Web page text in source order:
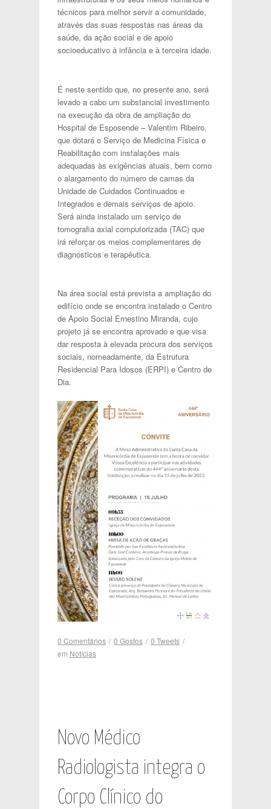
técnicos para melhor servir a comunidade,
através das suas respostas nas áreas da
saúde, da ação social e de apoio
socioeducativo à infância e à terceira idade.
É neste sentido que, no presente ano, será
levado a cabo um substancial investimento
na execução da obra de ampliação do
Hospital de Esposende – Valentim Ribeiro,
que dotará o Serviço de Medicina Física e
Reabilitação com instalações mais
adequadas às exigências atuais, bem como
o alargamento do número de camas da
Unidade de Cuidados Continuados e
Integrados e demais serviços de apoio.
Será ainda instalado um serviço de
tomografia axial computorizada (TAC) que
irá reforçar os meios complementares de
diagnósticos e terapêutica.
Na área social está prevista a ampliação do
edifício onde se encontra instalado o Centro
de Apoio Social Ernestino Miranda, cujo
projeto já se encontra aprovado e que visa
dar resposta à elevada procura dos serviços
sociais, nomeadamente, da Estrutura
Residencial Para Idosos (ERPI) e Centro de
Dia.
0 Comentários / 0 Gostos / 0 Tweets /
em Notícias
Novo Médico
Radiologista integra o
Corpo Clínico do